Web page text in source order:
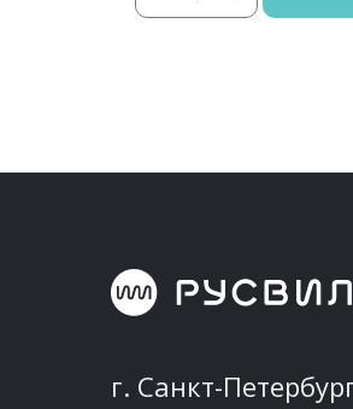
г. Санкт-